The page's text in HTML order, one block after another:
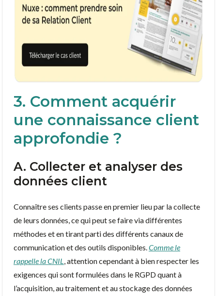
3. Comment acquérir
une connaissance client
approfondie ?
A. Collecter et analyser des
données client
Connaître ses clients passe en premier lieu par la collecte
de leurs données, ce qui peut se faire via différentes
méthodes et en tirant parti des différents canaux de
communication et des outils disponibles. Comme le
rappelle la CNIL , attention cependant à bien respecter les
exigences qui sont formulées dans le RGPD quant à
l’acquisition, au traitement et au stockage des données